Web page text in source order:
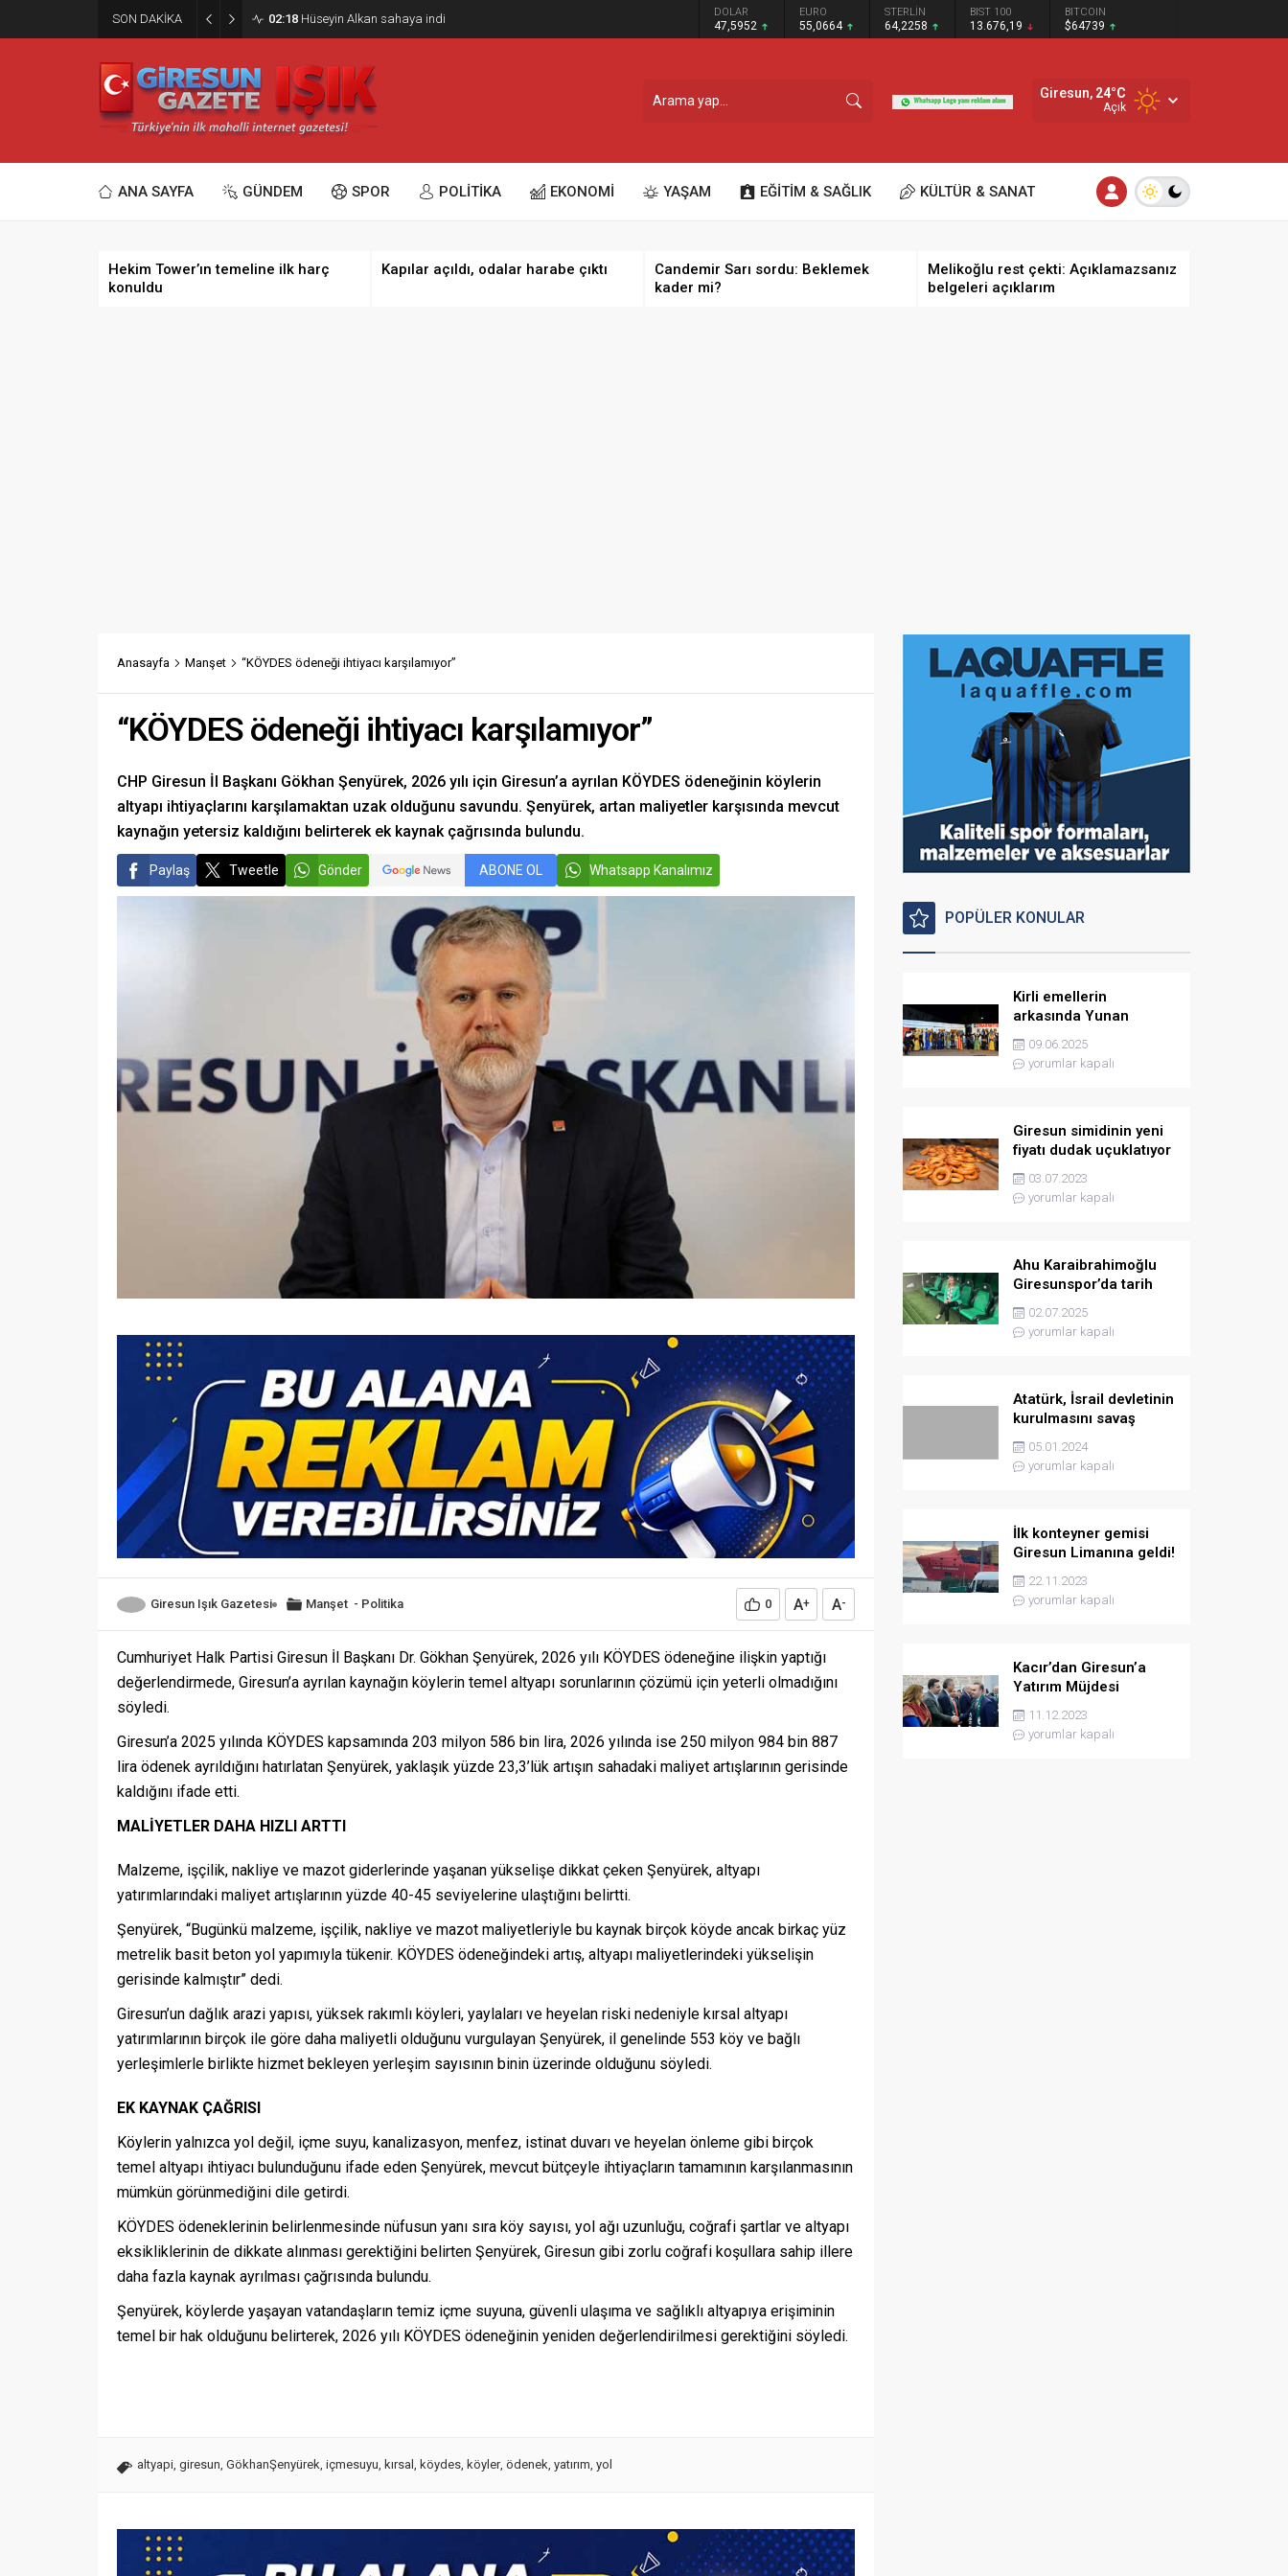
SON DAKİKA 02:18 Hüseyin Alkan sahaya indi DOLAR
47,5952
EURO
55,0664
STERLİN
64,2258
BIST 100
13.676,19
BITCOIN
$64739
Giresun, 24°C
Açık
ANA SAYFA GÜNDEM SPOR POLİTİKA EKONOMİ YAŞAM EĞİTİM & SAĞLIK KÜLTÜR & SANAT
Hekim Tower’ın temeline ilk harç
konuldu
Kapılar açıldı, odalar harabe çıktı
Candemir Sarı sordu: Beklemek
kader mi?
Melikoğlu rest çekti: Açıklamazsanız
belgeleri açıklarım
Anasayfa Manşet “KÖYDES ödeneği ihtiyacı karşılamıyor”
“KÖYDES ödeneği ihtiyacı karşılamıyor”
CHP Giresun İl Başkanı Gökhan Şenyürek, 2026 yılı için Giresun’a ayrılan KÖYDES ödeneğinin köylerin
altyapı ihtiyaçlarını karşılamaktan uzak olduğunu savundu. Şenyürek, artan maliyetler karşısında mevcut
kaynağın yetersiz kaldığını belirterek ek kaynak çağrısında bulundu.
Paylaş Tweetle Gönder ABONE OL Whatsapp Kanalımız
Giresun Işık Gazetesi Manşet - Politika 0 A+ A-
Cumhuriyet Halk Partisi Giresun İl Başkanı Dr. Gökhan Şenyürek, 2026 yılı KÖYDES ödeneğine ilişkin yaptığı
değerlendirmede, Giresun’a ayrılan kaynağın köylerin temel altyapı sorunlarının çözümü için yeterli olmadığını
söyledi.
Giresun’a 2025 yılında KÖYDES kapsamında 203 milyon 586 bin lira, 2026 yılında ise 250 milyon 984 bin 887
lira ödenek ayrıldığını hatırlatan Şenyürek, yaklaşık yüzde 23,3’lük artışın sahadaki maliyet artışlarının gerisinde
kaldığını ifade etti.
MALİYETLER DAHA HIZLI ARTTI
Malzeme, işçilik, nakliye ve mazot giderlerinde yaşanan yükselişe dikkat çeken Şenyürek, altyapı
yatırımlarındaki maliyet artışlarının yüzde 40-45 seviyelerine ulaştığını belirtti.
Şenyürek, “Bugünkü malzeme, işçilik, nakliye ve mazot maliyetleriyle bu kaynak birçok köyde ancak birkaç yüz
metrelik basit beton yol yapımıyla tükenir. KÖYDES ödeneğindeki artış, altyapı maliyetlerindeki yükselişin
gerisinde kalmıştır” dedi.
Giresun’un dağlık arazi yapısı, yüksek rakımlı köyleri, yaylaları ve heyelan riski nedeniyle kırsal altyapı
yatırımlarının birçok ile göre daha maliyetli olduğunu vurgulayan Şenyürek, il genelinde 553 köy ve bağlı
yerleşimlerle birlikte hizmet bekleyen yerleşim sayısının binin üzerinde olduğunu söyledi.
EK KAYNAK ÇAĞRISI
Köylerin yalnızca yol değil, içme suyu, kanalizasyon, menfez, istinat duvarı ve heyelan önleme gibi birçok
temel altyapı ihtiyacı bulunduğunu ifade eden Şenyürek, mevcut bütçeyle ihtiyaçların tamamının karşılanmasının
mümkün görünmediğini dile getirdi.
KÖYDES ödeneklerinin belirlenmesinde nüfusun yanı sıra köy sayısı, yol ağı uzunluğu, coğrafi şartlar ve altyapı
eksikliklerinin de dikkate alınması gerektiğini belirten Şenyürek, Giresun gibi zorlu coğrafi koşullara sahip illere
daha fazla kaynak ayrılması çağrısında bulundu.
Şenyürek, köylerde yaşayan vatandaşların temiz içme suyuna, güvenli ulaşıma ve sağlıklı altyapıya erişiminin
temel bir hak olduğunu belirterek, 2026 yılı KÖYDES ödeneğinin yeniden değerlendirilmesi gerektiğini söyledi.
altyapi, giresun, GökhanŞenyürek, içmesuyu, kırsal , köydes, köyler, ödenek, yatırım, yol
POPÜLER KONULAR
Kirli emellerin
arkasında Yunan
istihbaratı var
09.06.2025
yorumlar kapalı
Giresun simidinin yeni
fiyatı dudak uçuklatıyor
03.07.2023
yorumlar kapalı
Ahu Karaibrahimoğlu
Giresunspor’da tarih
yazmaya hazırlanıyor
02.07.2025
yorumlar kapalı
Atatürk, İsrail devletinin
kurulmasını savaş
sebebi olarak ilân
etmişti
05.01.2024
yorumlar kapalı
İlk konteyner gemisi
Giresun Limanına geldi!
22.11.2023
yorumlar kapalı
Kacır’dan Giresun’a
Yatırım Müjdesi
11.12.2023
yorumlar kapalı